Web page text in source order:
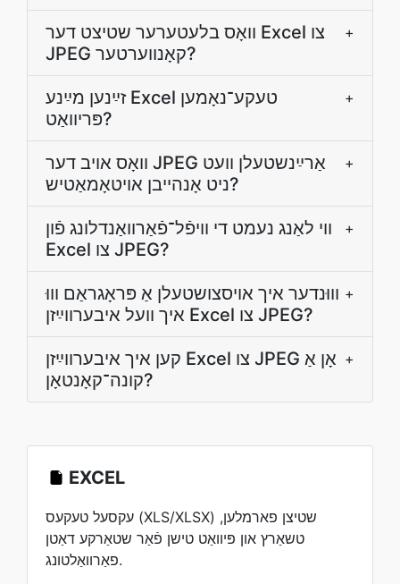
וואָס בלעטערער שטיצט דער Excel צו
JPEG קאָנווערטער?
+
זײַנען מײַנע Excel טעקע־נאָמען
פּריוואַט?
+
װאָס אויב דער JPEG אַרײַנשטעלן װעט
ניט אָנהײבן אויטאָמאַטיש?
+
ווי לאַנג נעמט די װיפֿל־פֿאַרװאַנדלונג פֿון
Excel צו JPEG?
+
װוּנדער איך אױסצושטעלן אַ פּראָגראַם װוּ
איך װעל איבערװײַזן Excel צו JPEG?
+
קען איך איבערװײַזן Excel צו JPEG אָן אַ
קונה־קאָנטאָן?
+
EXCEL
עקסעל טעקעס (XLS/XLSX) שטיצן פארמלען,
טשאַרץ און פּיוואַט טישן פֿאַר שטאַרקע דאַטן
פאַרוואַלטונג.